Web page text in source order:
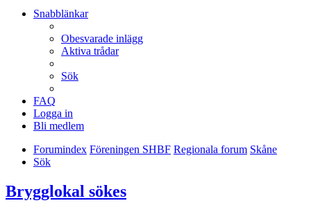
Snabblänkar
Obesvarade inlägg
Aktiva trådar
Sök
FAQ
Logga in
Bli medlem
Forumindex Föreningen SHBF Regionala forum Skåne
Sök
Brygglokal sökes